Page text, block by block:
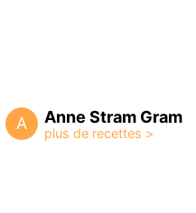
A Anne Stram Gram